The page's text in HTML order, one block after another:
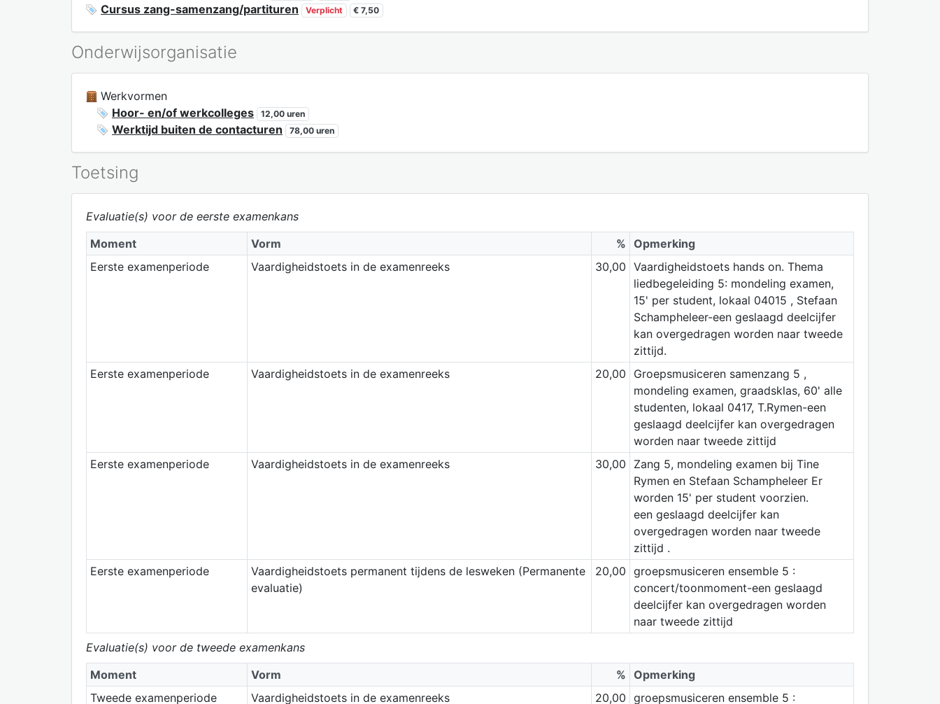
Cursus zang-samenzang/partituren Verplicht € 7,50
Onderwijsorganisatie
Werkvormen
Hoor- en/of werkcolleges
12,00 uren
Werktijd buiten de contacturen 78,00 uren
Toetsing
Evaluatie(s) voor de eerste examenkans
Moment
Vorm % Opmerking
Eerste examenperiode
Vaardigheidstoets in de examenreeks 30,00 Vaardigheidstoets hands on. Thema
liedbegeleiding 5: mondeling examen,
15' per student, lokaal 04015 , Stefaan
Schampheleer-een geslaagd deelcijfer
kan overgedragen worden naar tweede
zittijd.
Eerste examenperiode
Vaardigheidstoets in de examenreeks 20,00
Groepsmusiceren samenzang 5 ,
mondeling examen, graadsklas, 60' alle
studenten, lokaal 0417, T.Rymen-een
geslaagd deelcijfer kan overgedragen
worden naar tweede zittijd
Eerste examenperiode
Vaardigheidstoets in de examenreeks 30,00
Zang 5, mondeling examen bij Tine
Rymen en Stefaan Schampheleer Er
worden 15' per student voorzien.
een geslaagd deelcijfer kan
overgedragen worden naar tweede
zittijd .
Eerste examenperiode
Vaardigheidstoets permanent tijdens de lesweken (Permanente
evaluatie)
20,00 groepsmusiceren ensemble 5 :
concert/toonmoment-een geslaagd
deelcijfer kan overgedragen worden
naar tweede zittijd
Evaluatie(s) voor de tweede examenkans
Moment
Vorm % Opmerking
Tweede examenperiode
Vaardigheidstoets in de examenreeks 20,00 groepsmusiceren ensemble 5 :